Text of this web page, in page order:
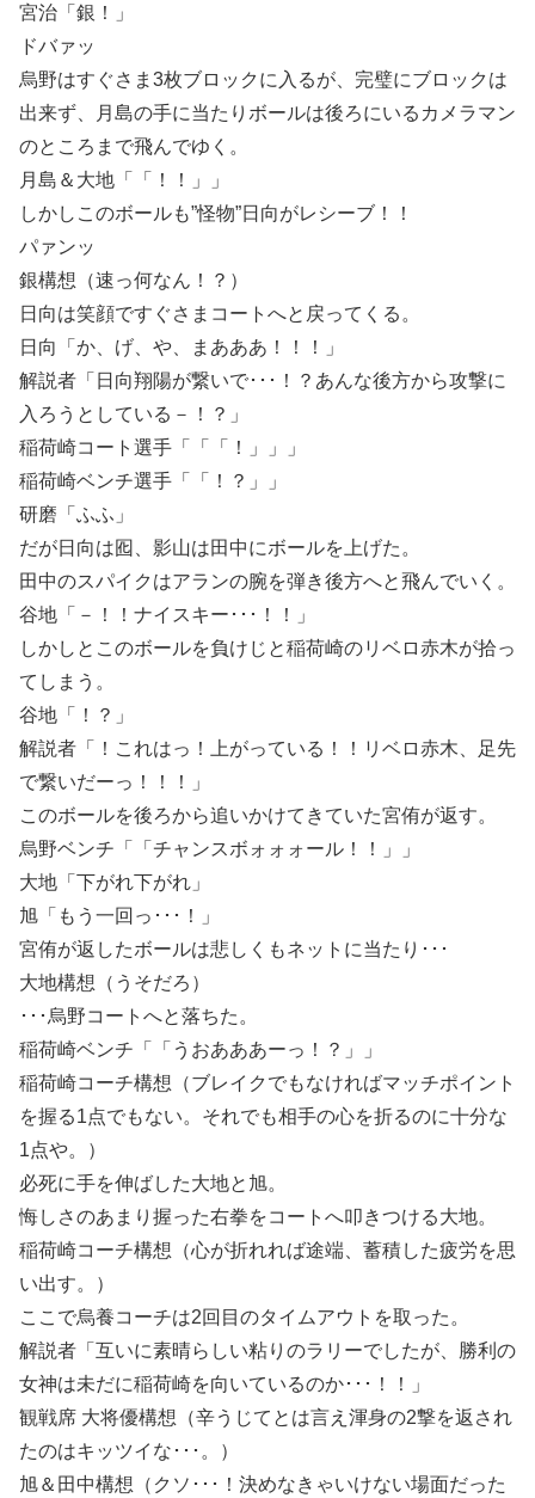
宮治「銀！」
ドバァッ
烏野はすぐさま3枚ブロックに入るが、完璧にブロックは
出来ず、月島の手に当たりボールは後ろにいるカメラマン
のところまで飛んでゆく。
月島＆大地「「！！」」
しかしこのボールも”怪物”日向がレシーブ！！
パァンッ
銀構想（速っ何なん！？）
日向は笑顔ですぐさまコートへと戻ってくる。
日向「か、げ、や、まあああ！！！」
解説者「日向翔陽が繋いで･･･！？あんな後方から攻撃に
入ろうとしている－！？」
稲荷崎コート選手「「「！」」」
稲荷崎ベンチ選手「「！？」」
研磨「ふふ」
だが日向は囮、影山は田中にボールを上げた。
田中のスパイクはアランの腕を弾き後方へと飛んでいく。
谷地「－！！ナイスキー･･･！！」
しかしとこのボールを負けじと稲荷崎のリベロ赤木が拾っ
てしまう。
谷地「！？」
解説者「！これはっ！上がっている！！リベロ赤木、足先
で繋いだーっ！！！」
このボールを後ろから追いかけてきていた宮侑が返す。
烏野ベンチ「「チャンスボォォォール！！」」
大地「下がれ下がれ」
旭「もう一回っ･･･！」
宮侑が返したボールは悲しくもネットに当たり･･･
大地構想（うそだろ）
･･･烏野コートへと落ちた。
稲荷崎ベンチ「「うおあああーっ！？」」
稲荷崎コーチ構想（ブレイクでもなければマッチポイント
を握る1点でもない。それでも相手の心を折るのに十分な
1点や。）
必死に手を伸ばした大地と旭。
悔しさのあまり握った右拳をコートへ叩きつける大地。
稲荷崎コーチ構想（心が折れれば途端、蓄積した疲労を思
い出す。）
ここで烏養コーチは2回目のタイムアウトを取った。
解説者「互いに素晴らしい粘りのラリーでしたが、勝利の
女神は未だに稲荷崎を向いているのか･･･！！」
観戦席 大将優構想（辛うじてとは言え渾身の2撃を返され
たのはキッツイな･･･。）
旭＆田中構想（クソ･･･！決めなきゃいけない場面だった